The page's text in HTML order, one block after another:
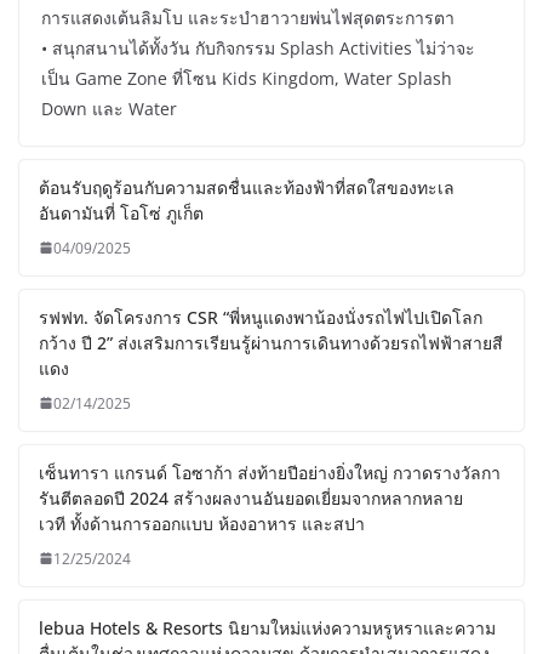
การแสดงเต้นลิมโบ และระบำฮาวายพ่นไฟสุดตระการตา
• สนุกสนานได้ทั้งวัน กับกิจกรรม Splash Activities ไม่ว่าจะ
เป็น Game Zone ที่โซน Kids Kingdom, Water Splash
Down และ Water
ต้อนรับฤดูร้อนกับความสดชื่นและท้องฟ้าที่สดใสของทะเล
อันดามันที่ โอโซ่ ภูเก็ต
04/09/2025
รฟฟท. จัดโครงการ CSR “พี่หนูแดงพาน้องนั่งรถไฟไปเปิดโลก
กว้าง ปี 2” ส่งเสริมการเรียนรู้ผ่านการเดินทางด้วยรถไฟฟ้าสายสี
แดง
02/14/2025
เซ็นทารา แกรนด์ โอซาก้า ส่งท้ายปีอย่างยิ่งใหญ่ กวาดรางวัลกา
รันตีตลอดปี 2024 สร้างผลงานอันยอดเยี่ยมจากหลากหลาย
เวที ทั้งด้านการออกแบบ ห้องอาหาร และสปา
12/25/2024
lebua Hotels & Resorts นิยามใหม่แห่งความหรูหราและความ